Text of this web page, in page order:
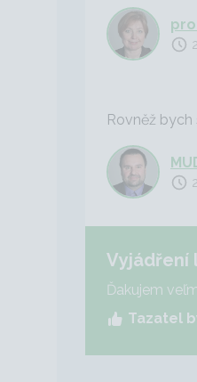
Rovněž
Vyjádření
Ďakujem
Tazatel